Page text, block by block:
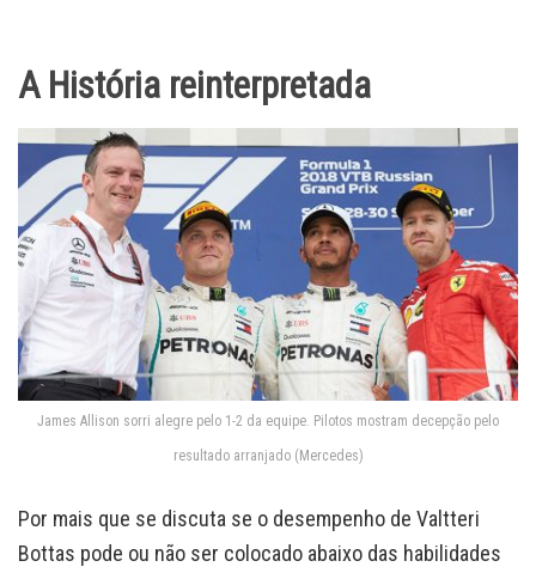
A História reinterpretada
James Allison sorri alegre pelo 1-2 da equipe. Pilotos mostram decepção pelo
resultado arranjado (Mercedes)
Por mais que se discuta se o desempenho de Valtteri
Bottas pode ou não ser colocado abaixo das habilidades